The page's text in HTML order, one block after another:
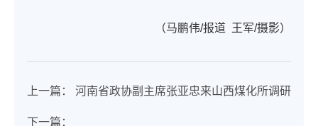
（马鹏伟/报道 王军/摄影）
上一篇： 河南省政协副主席张亚忠来山西煤化所调研
下一篇：